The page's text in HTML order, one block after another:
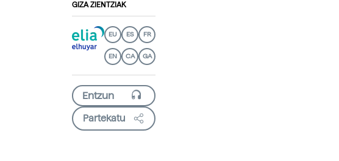
GIZA ZIENTZIAK
EU ES FR
EN CA GA
Partekatu